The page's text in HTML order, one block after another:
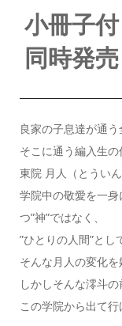
小冊子
同時発売
良家の子息達が通う
そこに通う編入生
東院 月人（とうい
学院中の敬愛を一
つ”神”ではなく、
”ひとりの人間”とし
そんな月人の変化を
しかしそんな澪斗の
この学院から出て